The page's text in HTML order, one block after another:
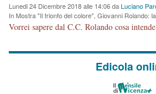
Lunedi 24 Dicembre 2018 alle 14:06 daLuciano
In Mostra "Il trionfo del colore", Giovanni Rolando:
Edicola